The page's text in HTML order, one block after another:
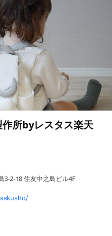
所byレスタス楽天
3-2-18 住友中之島ビル4F